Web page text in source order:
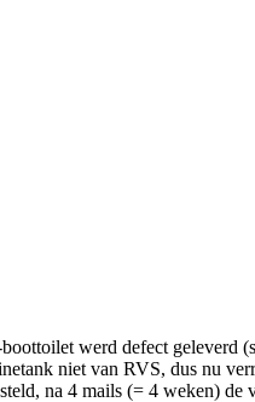
werd defect geleverd
niet van RVS, dus nu
na 4 mails (= 4 weken) de